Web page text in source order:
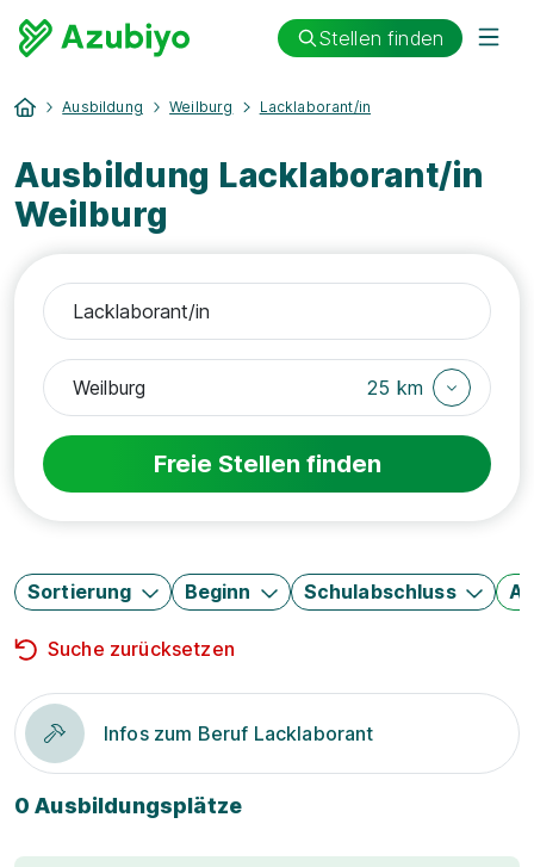
Stellen finden
Ausbildung Weilburg Lacklaborant/in
Ausbildung Lacklaborant/in
Weilburg
25 km
Freie Stellen finden
Sortierung Beginn Schulabschluss
Suche zurücksetzen
Infos zum Beruf Lacklaborant
0 Ausbildungsplätze